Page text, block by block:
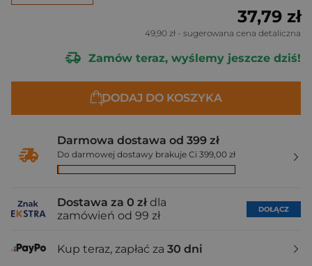
37,79 zł
49,90 zł - sugerowana cena detaliczna
Zamów teraz, wyślemy jeszcze dziś!
DODAJ DO KOSZYKA
Darmowa dostawa od 399 zł
Do darmowej dostawy brakuje Ci 399,00 zł
Dostawa za 0 zł dla
zamówień od 99 zł
DOŁĄCZ
Kup teraz, zapłać za 30 dni